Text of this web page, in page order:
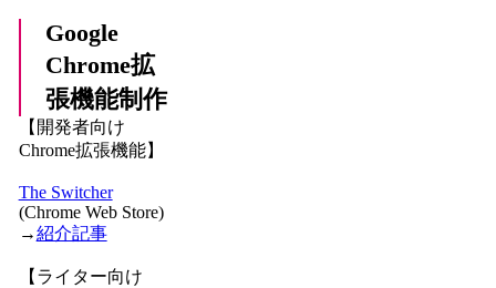
Google
Chrome拡
張機能制作
【開発者向け
Chrome拡張機能】
The Switcher
(Chrome Web Store)
→紹介記事
【ライター向け